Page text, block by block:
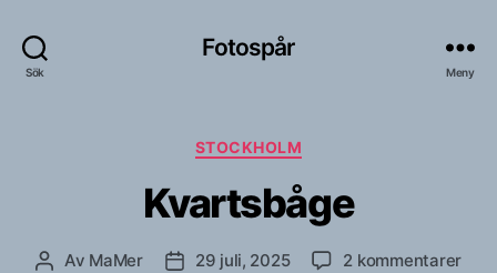
Sök
Fotospår
Meny
Kategorier
STOCKHOLM
Kvartsbåge
Inläggsförfattare
Av MaMer Inläggsdatum
29 juli, 2025 2 kommentarertill